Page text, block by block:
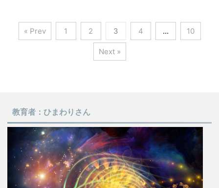
« Prev 1 2 3 4 … 10
Next »
教育者：ひまわりさん